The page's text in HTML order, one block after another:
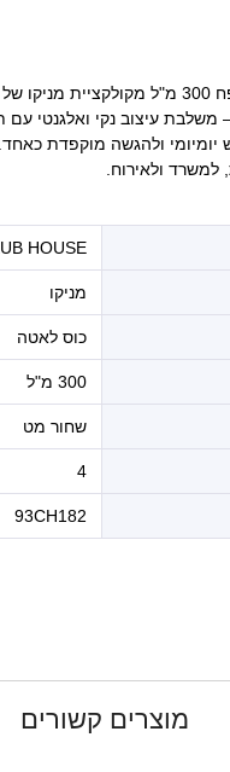
משלבת עיצוב נקי ואלגנטי עם
למשרד ולאירוח.
HOUSE
מניקו
כוס לאטה
300 מ"ל
שחור מט
4
93CH182
מוצרים קשורים